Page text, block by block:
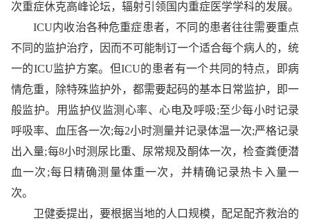
次重症休克高峰论坛，辐射引领国内重症医学学科的发展。
ICU内收治各种危重症患者，不同的患者往往需要重点
不同的监护治疗，因而不可能制订一个适合每个病人的，统
一的ICU监护方案。但ICU的患者有一个共同的特点，即病
情危重，除特殊监护外，都需要起码的基本日常监护，即一
般监护。用监护仪监测心率、心电及呼吸;至少每小时记录
呼吸率、血压各一次;每2小时测量并记录体温一次;严格记录
出入量;每8小时测尿比重、尿常规及酮体一次，检查粪便潜
血一次;每日精确测量体重一次，并精确记录热卡入量一
次。
卫健委提出，要根据当地的人口规模，配足配齐救治的